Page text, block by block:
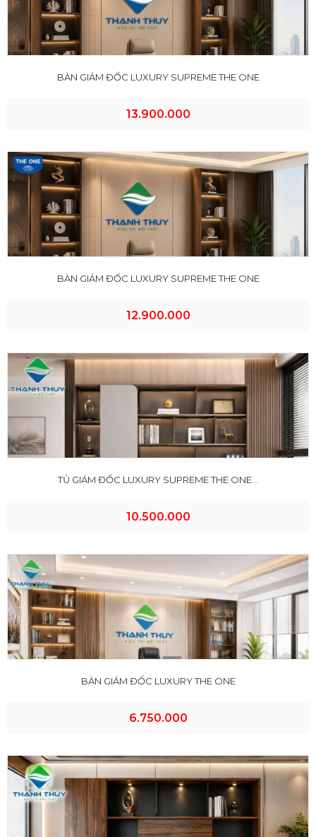
BÀN GIÁM ĐỐC LUXURY SUPREME THE ONE
13.900.000
BÀN GIÁM ĐỐC LUXURY SUPREME THE ONE
12.900.000
TỦ GIÁM ĐỐC LUXURY SUPREME THE ONE...
10.500.000
BÀN GIÁM ĐỐC LUXURY THE ONE
6.750.000